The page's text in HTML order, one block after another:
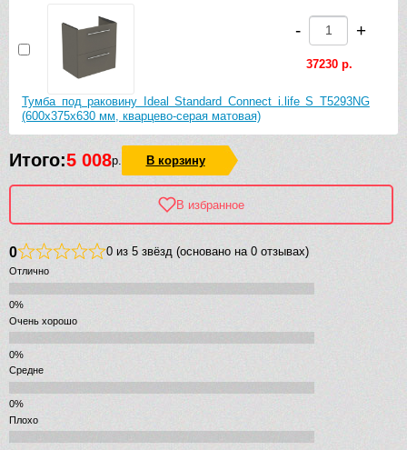
Тумба под раковину Ideal Standard Connect i.life S T5293NG
(600х375х630 мм, кварцево-серая матовая)
- +
37230 р.
Итого:5 008р. В корзину
В избранное
0 0 из 5 звёзд (основано на 0 отзывах)
Отлично
Очень хорошо
Средне
Плохо